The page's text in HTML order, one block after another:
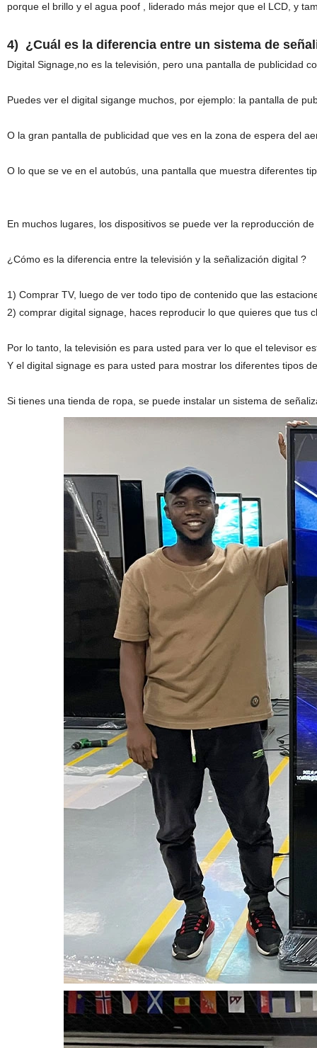
porque el brillo y el agua poof , liderado más mejor que el LCD, y
4) ¿Cuál es la diferencia entre un sistema de
Digital Signage,no es la televisión, pero una pantalla de publicidad
Puedes ver el digital sigange muchos, por ejemplo: la pantalla de
O la gran pantalla de publicidad que ves en la zona de espera del
O lo que se ve en el autobús, una pantalla que muestra diferentes
En muchos lugares, los dispositivos se puede ver la reproducción
¿Cómo es la diferencia entre la televisión y la señalización digital ?
1) Comprar TV, luego de ver todo tipo de contenido que las
2) comprar digital signage, haces reproducir lo que quieres que tus
Por lo tanto, la televisión es para usted para ver lo que el televisor
Y el digital signage es para usted para mostrar los diferentes tipos
Si tienes una tienda de ropa, se puede instalar un sistema de